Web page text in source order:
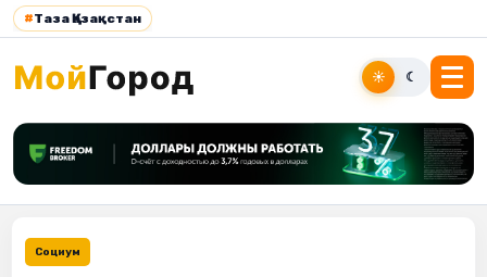
#Таза Қазақстан
☀ ☾
Социум